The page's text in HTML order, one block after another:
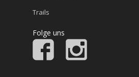
Trails
Folge uns